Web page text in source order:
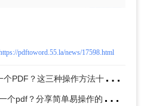
在线PDF合并工具。下面
操作为例。
pdftoword.55.la/news/17598.html
上
一篇：几个文件怎么合成一个PDF？这三种操作方法十分简单!！
下
一篇：多个pdf怎么合并成一个pdf？分享简单易操作的三种方法！